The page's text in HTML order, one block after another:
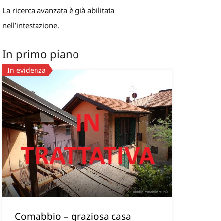
La ricerca avanzata è già abilitata
nell’intestazione.
In primo piano
In evidenza
Comabbio – graziosa casa